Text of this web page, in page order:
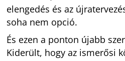
elengedés és az
soha nem opció.
És ezen a ponton újabb
Kiderült, hogy az ismerősi